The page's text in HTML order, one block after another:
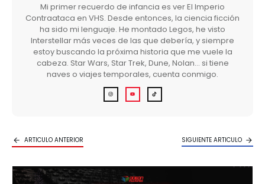
Mi primer recuerdo de infancia es ver El Imperio
Contraataca en VHS. Desde entonces, la ciencia ficción
ha sido mi lenguaje. He montado Legos, he visto
Interstellar más veces de las que debería, y siempre
estoy buscando la próxima historia que me vuele la
cabeza. Star Wars, Star Trek, Dune, Nolan… si tiene
naves o viajes temporales, cuenta conmigo.
ARTICULO ANTERIOR SIGUIENTE ARTICULO